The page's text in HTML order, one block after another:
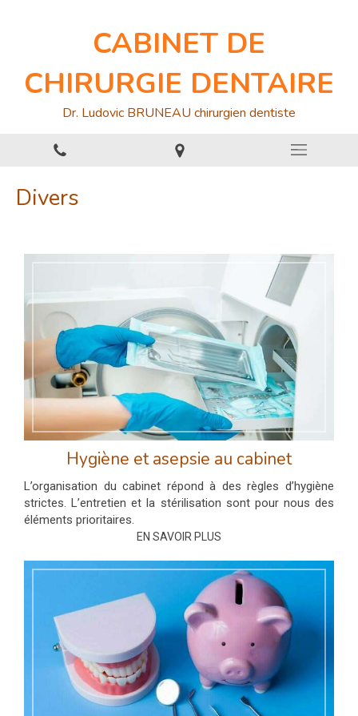
CABINET DE
CHIRURGIE DENTAIRE
Dr. Ludovic BRUNEAU chirurgien dentiste
Divers
Hygiène et asepsie au cabinet
L’organisation du cabinet répond à des règles d’hygiène
strictes. L’entretien et la stérilisation sont pour nous des
éléments prioritaires.
EN SAVOIR PLUS